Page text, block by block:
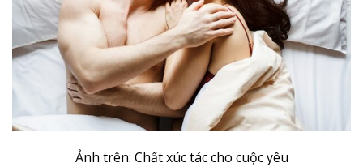
Ảnh trên: Chất xúc tác cho cuộc yêu